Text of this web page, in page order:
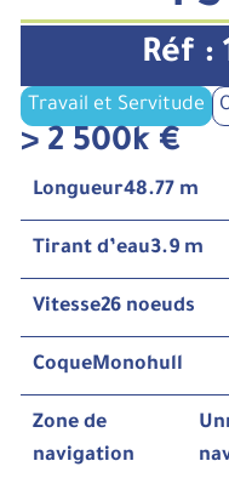
Réf :
Travail et Servitude
> 2 500k €
Longueur48.77 m
Tirant d’eau3.9 m
Vitesse26 noeuds
CoqueMonohull
Zone de
navigation